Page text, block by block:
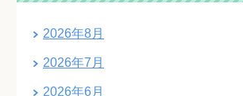
2026年8月
2026年7月
2026年6月